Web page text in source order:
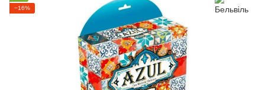
−16%